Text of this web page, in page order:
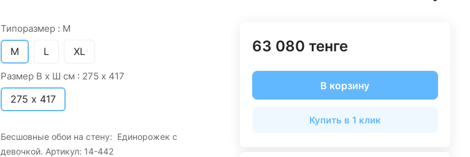
Типоразмер : M
M L XL
Размер В х Ш см : 275 х 417
275 х 417
Бесшовные обои на стену: Единорожек с
девочкой. Артикул: 14-442
63 080 тенге
В корзину
Купить в 1 клик